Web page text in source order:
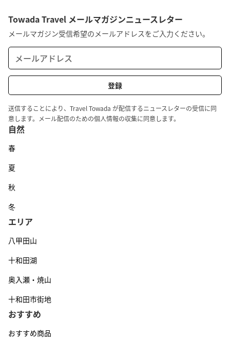
Towada Travel メールマガジンニュースレター
メールマガジン受信希望のメールアドレスをご入力ください。
送信することにより、Travel Towada が配信するニュースレターの受信に同
意します。メール配信のための個人情報の収集に同意します。
自然
春
夏
秋
冬
エリア
八甲田山
十和田湖
奥入瀬・焼山
十和田市街地
おすすめ
おすすめ商品